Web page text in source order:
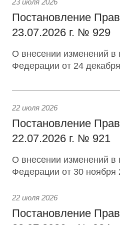
23 июля 2026
Постановление
23.07.2026 г. № 929
О внесении изменений в
Федерации от 24
22 июля 2026
Постановление
22.07.2026 г. № 921
О внесении изменений в
Федерации от 30 ноября
22 июля 2026
Постановление